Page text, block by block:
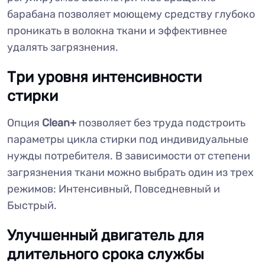
барабана позволяет моющему средству глубоко
проникать в волокна ткани и эффективнее
удалять загрязнения.
Три уровня интенсивности
стирки
Опция Clean+ позволяет без труда подстроить
параметры цикла стирки под индивидуальные
нужды потребителя. В зависимости от степени
загрязнения ткани можно выбрать один из трех
режимов: Интенсивный, Повседневный и
Быстрый.
Улучшенный двигатель для
длительного срока службы